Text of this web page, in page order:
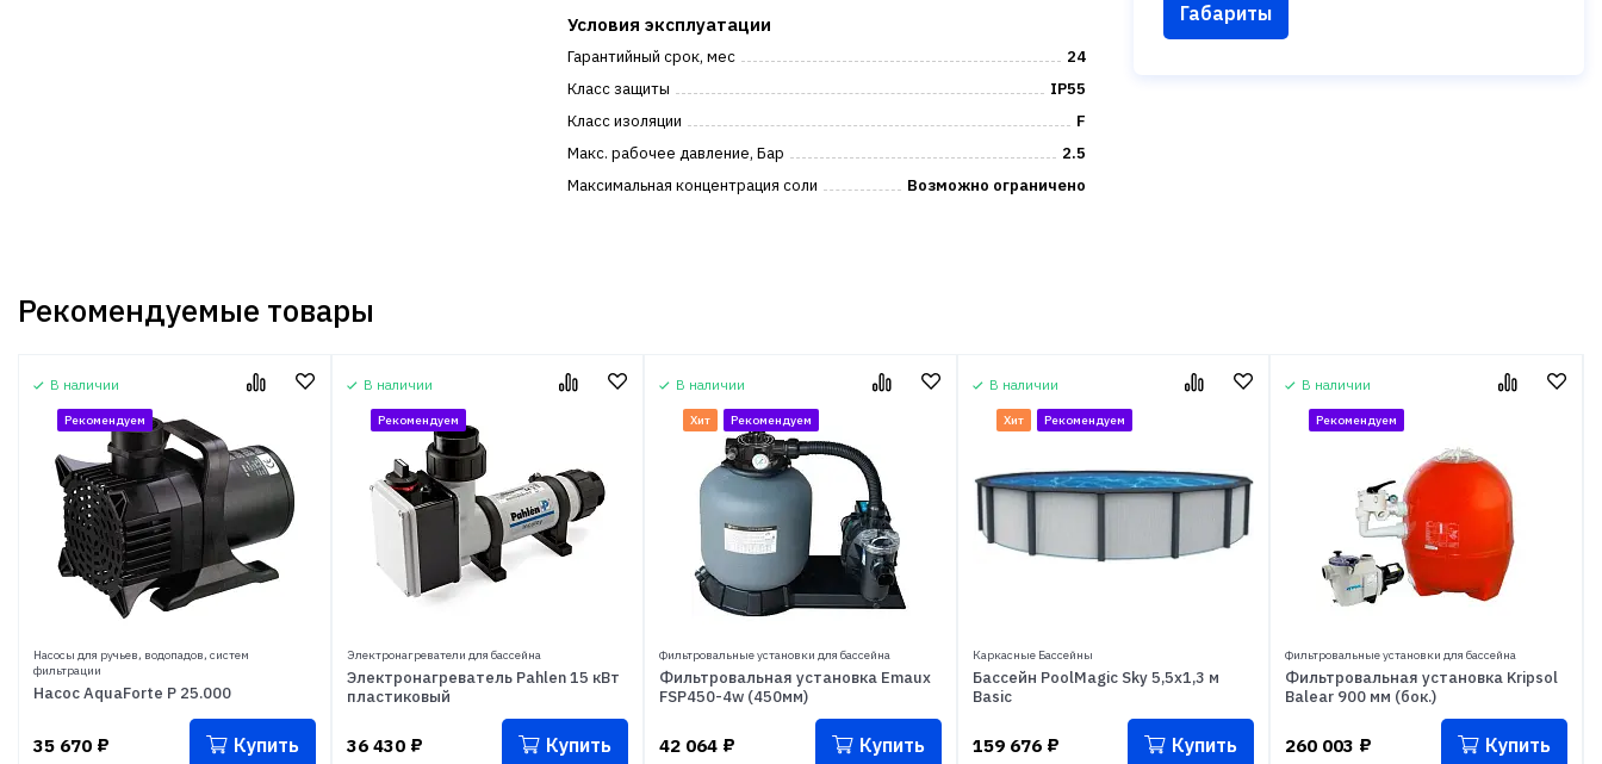
Условия эксплуатации
Гарантийный срок, мес
24
Класс защиты
IP55
Класс изоляции
F
Макс. рабочее давление, Бар
2.5
Максимальная концентрация соли
Возможно ограничено
Габариты
Рекомендуемые товары
В наличии
Рекомендуем
Насосы для ручьев, водопадов, систем
фильтрации
Насос AquaForte P 25.000
35 670 ₽ Купить
В наличии
Рекомендуем
Электронагреватели для бассейна
Электронагреватель Pahlen 15 кВт
пластиковый
36 430 ₽ Купить
В наличии
Хит Рекомендуем
Фильтровальные установки для бассейна
Фильтровальная установка Emaux
FSP450-4w (450мм)
42 064 ₽ Купить
В наличии
Хит Рекомендуем
Каркасные Бассейны
Бассейн PoolMagic Sky 5,5x1,3 м
Basic
159 676 ₽ Купить
В наличии
Рекомендуем
Фильтровальные установки для бассейна
Фильтровальная установка Kripsol
Balear 900 мм (бок.)
260 003 ₽ Купить